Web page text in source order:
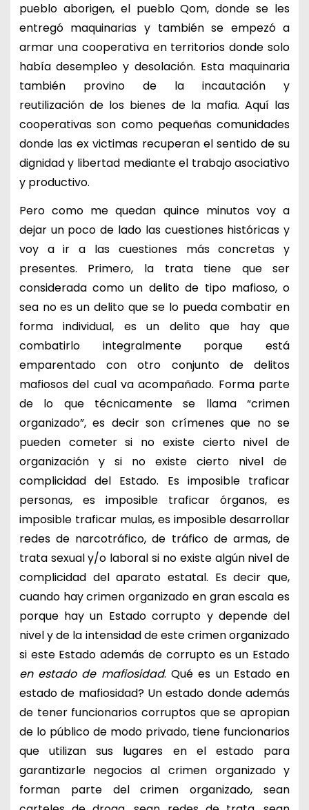
pueblo aborigen, el pueblo Qom, donde se les
entregó maquinarias y también se empezó a
armar una cooperativa en territorios donde solo
había desempleo y desolación. Esta maquinaria
también provino de la incautación y
reutilización de los bienes de la mafia. Aquí las
cooperativas son como pequeñas comunidades
donde las ex victimas recuperan el sentido de su
dignidad y libertad mediante el trabajo asociativo
y productivo.
Pero como me quedan quince minutos voy a
dejar un poco de lado las cuestiones históricas y
voy a ir a las cuestiones más concretas y
presentes. Primero, la trata tiene que ser
considerada como un delito de tipo mafioso, o
sea no es un delito que se lo pueda combatir en
forma individual, es un delito que hay que
combatirlo integralmente porque está
emparentado con otro conjunto de delitos
mafiosos del cual va acompañado. Forma parte
de lo que técnicamente se llama “crimen
organizado”, es decir son crímenes que no se
pueden cometer si no existe cierto nivel de
organización y si no existe cierto nivel de
complicidad del Estado. Es imposible traficar
personas, es imposible traficar órganos, es
imposible traficar mulas, es imposible desarrollar
redes de narcotráfico, de tráfico de armas, de
trata sexual y/o laboral si no existe algún nivel de
complicidad del aparato estatal. Es decir que,
cuando hay crimen organizado en gran escala es
porque hay un Estado corrupto y depende del
nivel y de la intensidad de este crimen organizado
si este Estado además de corrupto es un Estado
en estado de mafiosidad. Qué es un Estado en
estado de mafiosidad? Un estado donde además
de tener funcionarios corruptos que se apropian
de lo público de modo privado, tiene funcionarios
que utilizan sus lugares en el estado para
garantizarle negocios al crimen organizado y
forman parte del crimen organizado, sean